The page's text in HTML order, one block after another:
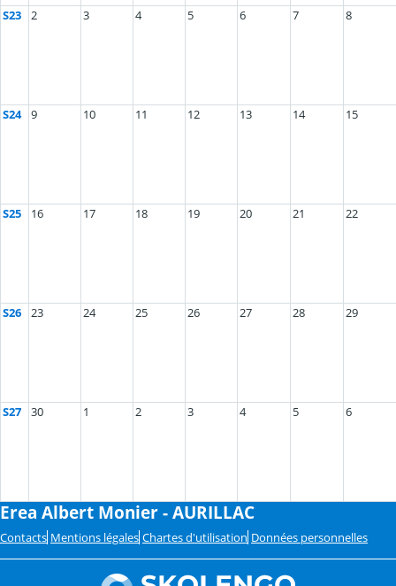
S23 2 3 4 5 6 7 8
S24 9 10 11 12 13 14 15
S25 16 17 18 19 20 21 22
S26 23 24 25 26 27 28 29
S27 30 1 2 3 4 5 6
Erea Albert Monier - AURILLAC
Contacts Mentions légales Chartes d'utilisation Données personnelles